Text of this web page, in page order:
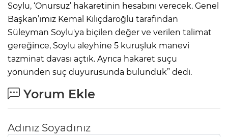
Soylu, ‘Onursuz’ hakaretinin hesabını verecek. Genel
Başkan’ımız Kemal Kılıçdaroğlu tarafından
Süleyman Soylu'ya biçilen değer ve verilen talimat
gereğince, Soylu aleyhine 5 kuruşluk manevi
tazminat davası açtık. Ayrıca hakaret suçu
yönünden suç duyurusunda bulunduk” dedi.
Yorum Ekle
Adınız Soyadınız